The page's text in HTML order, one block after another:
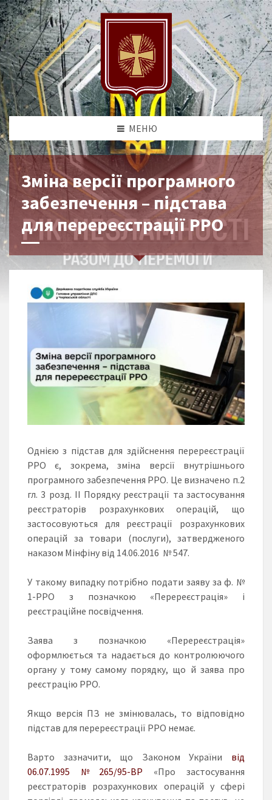
МЕНЮ
Зміна версії програмного
забезпечення – підстава
для перереєстрації РРО
Однією з підстав для здійснення перереєстрації
РРО є, зокрема, зміна версії внутрішнього
програмного забезпечення РРО. Це визначено п.2
гл. 3 розд. ІІ Порядку реєстрації та застосування
реєстраторів розрахункових операцій, що
застосовуються для реєстрації розрахункових
операцій за товари (послуги), затвердженого
наказом Мінфіну від 14.06.2016 № 547.
У такому випадку потрібно подати заяву за ф. №
1-РРО з позначкою «Перереєстрація» і
реєстраційне посвідчення.
Заява з позначкою «Перереєстрація»
оформлюється та надається до контролюючого
органу у тому самому порядку, що й заява про
реєстрацію РРО.
Якщо версія ПЗ не змінювалась, то відповідно
підстав для перереєстрації РРО немає.
Варто зазначити, що Законом України від
06.07.1995 №265/95-ВР «Про застосування
реєстраторів розрахункових операцій у сфері